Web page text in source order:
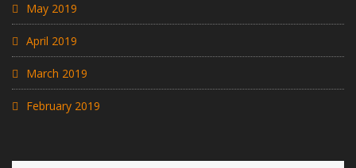
May 2019
April 2019
March 2019
February 2019